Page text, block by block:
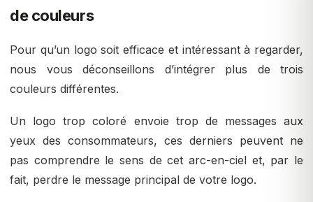
de couleurs
Pour qu’un logo soit efficace et intéressant à regarder,
nous vous déconseillons d’intégrer plus de trois
couleurs différentes.
Un logo trop coloré envoie trop de messages aux
yeux des consommateurs, ces derniers peuvent ne
pas comprendre le sens de cet arc-en-ciel et, par le
fait, perdre le message principal de votre logo.